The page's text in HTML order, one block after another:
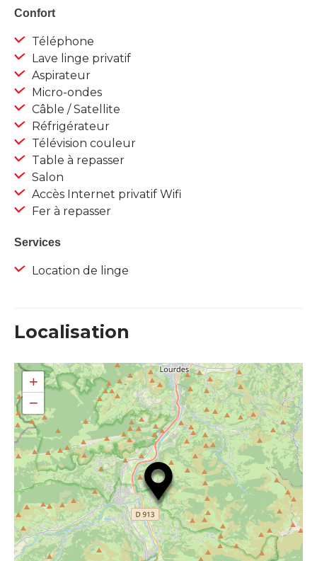
Confort
Téléphone
Lave linge privatif
Aspirateur
Micro-ondes
Câble / Satellite
Réfrigérateur
Télévision couleur
Table à repasser
Salon
Accès Internet privatif Wifi
Fer à repasser
Services
Location de linge
Localisation
+
−